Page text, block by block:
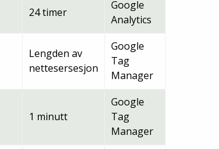
24 timer
Google
Analytics
Lengden av
nettesersesjon
Google
Tag
Manager
1 minutt
Google
Tag
Manager